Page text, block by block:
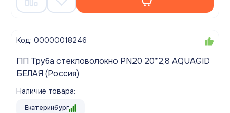
Код: 00000018246
ПП Труба стекловолокно PN20 20*2,8 AQUAGID
БЕЛАЯ (Россия)
Наличие товара:
Екатеринбург